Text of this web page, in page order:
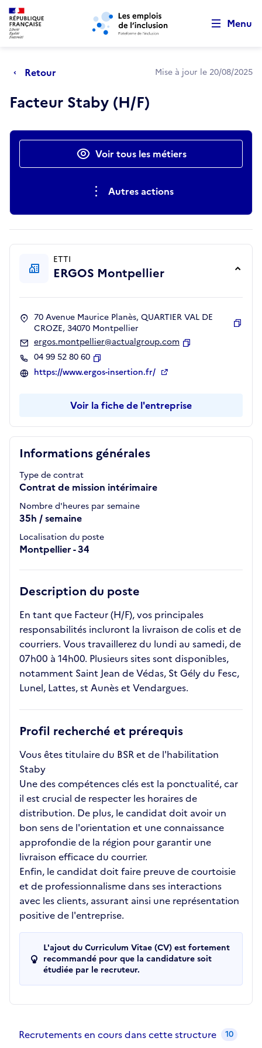
Aller au menu principal Aller au contenu principal
Menu
Retour Mise à jour le 20/08/2025
Facteur Staby (H/F)
Actions rapidesVoir tous les métiers
Autres actions
Informations générales
Type de contrat
Contrat de mission intérimaire
Nombre d'heures par semaine
35h / semaine
Localisation du poste
Montpellier - 34
Description du poste
En tant que Facteur (H/F), vos principales
responsabilités incluront la livraison de colis et de
courriers. Vous travaillerez du lundi au samedi, de
07h00 à 14h00. Plusieurs sites sont disponibles,
notamment Saint Jean de Védas, St Gély du Fesc,
Lunel, Lattes, st Aunès et Vendargues.
Profil recherché et prérequis
Vous êtes titulaire du BSR et de l'habilitation
Staby
Une des compétences clés est la ponctualité, car
il est crucial de respecter les horaires de
distribution. De plus, le candidat doit avoir un
bon sens de l'orientation et une connaissance
approfondie de la région pour garantir une
livraison efficace du courrier.
Enfin, le candidat doit faire preuve de courtoisie
et de professionnalisme dans ses interactions
avec les clients, assurant ainsi une représentation
positive de l'entreprise.
L'ajout du Curriculum Vitae (CV) est fortement
recommandé pour que la candidature soit
étudiée par le recruteur.
ETTI
ERGOS Montpellier
70 Avenue Maurice Planès, QUARTIER VAL DE
CROZE, 34070 Montpellier
ergos.montpellier@actualgroup.com
04 99 52 80 60
Copier
https://www.ergos-insertion.fr/
Voir la fiche de l'entreprise
Recrutements en cours dans cette structure 10
Retour au début de la page
Panneau de gestion des cookies